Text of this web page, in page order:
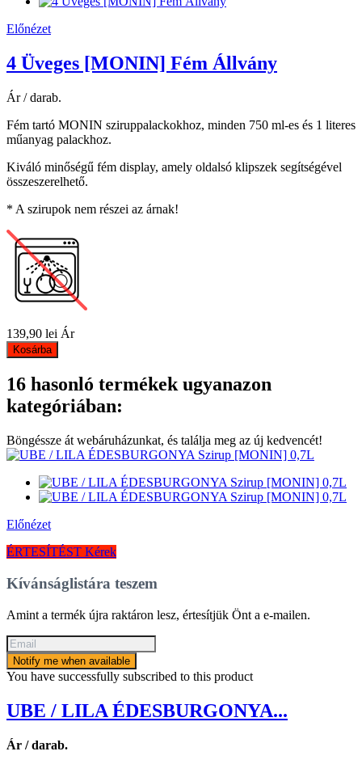
Előnézet
4 Üveges [MONIN] Fém Állvány
Ár / darab.
Fém tartó MONIN sziruppalackokhoz, minden 750 ml-es és 1 literes
műanyag palackhoz.
Kiváló minőségű fém display, amely oldalsó klipszek segítségével
összeszerelhető.
* A szirupok nem részei az árnak!
139,90 lei Ár
Kosárba
16 hasonló termékek ugyanazon
kategóriában:
Böngéssze át webáruházunkat, és találja meg az új kedvencét!
Előnézet
ÉRTESÍTÉST Kérek
Kívánságlistára teszem
Amint a termék újra raktáron lesz, értesítjük Önt a e-mailen.
Notify me when available
You have successfully subscribed to this product
UBE / LILA ÉDESBURGONYA...
Ár / darab.